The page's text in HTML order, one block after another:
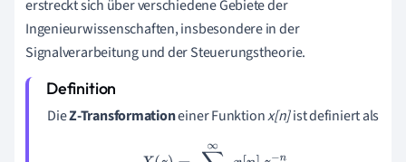
erstreckt sich über verschiedene Gebiete der
Ingenieurwissenschaften, insbesondere in der
Signalverarbeitung und der Steuerungstheorie.
DieZ-Transformationeiner Funktionx[n]ist definiert als
X( z) =−∞∞ x[n]z −n